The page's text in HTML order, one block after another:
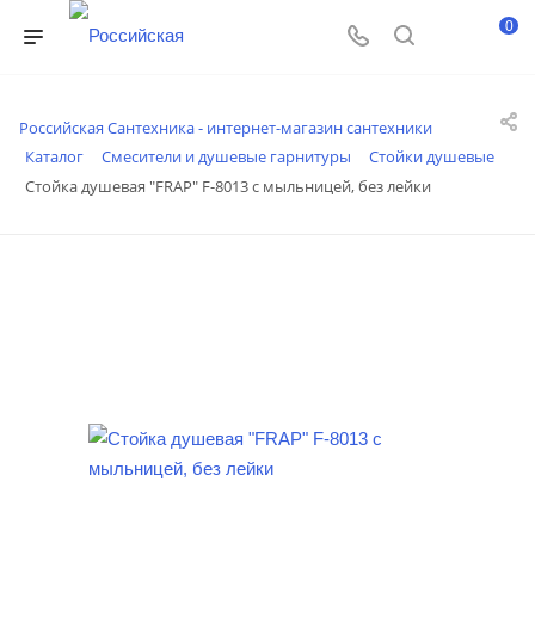
0
Российская Сантехника - интернет-магазин сантехники
Каталог
Смесители и душевые гарнитуры
Стойки душевые
Стойка душевая "FRAP" F-8013 с мыльницей, без лейки